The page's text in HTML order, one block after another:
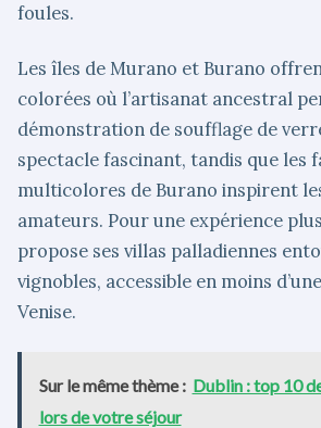
foules.
Les îles de Murano et Burano
colorées où l’artisanat ancestral
démonstration de soufflage de
spectacle fascinant, tandis que les
multicolores de Burano inspirent
amateurs. Pour une expérience
propose ses villas palladiennes
vignobles, accessible en moins
Venise.
Sur le même thème : Dublin : top 10
lors de votre séjour